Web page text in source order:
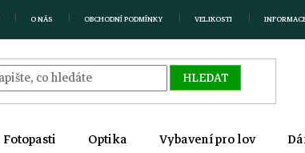
O NÁS OBCHODNÍ PODMÍNKY VELIKOSTI
HLEDAT
Fotopasti Optika Vybavení pro lov